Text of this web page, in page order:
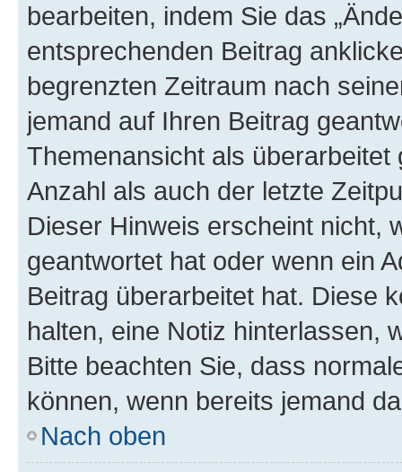
bearbeiten, indem Sie das
entsprechenden Beitrag
begrenzten Zeitraum nach
jemand auf Ihren Beitrag
Themenansicht als
Anzahl als auch der letzte
Dieser Hinweis erscheint nicht,
geantwortet hat oder wenn ein
Beitrag überarbeitet hat. Diese
halten, eine Notiz hinterlassen,
Bitte beachten Sie, dass
können, wenn bereits jemand
Nach oben